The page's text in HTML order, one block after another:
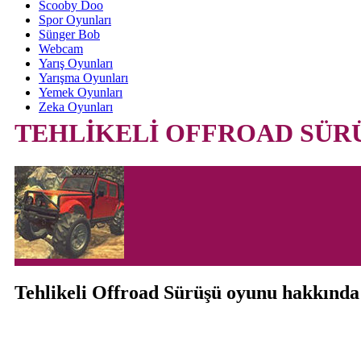
Scooby Doo
Spor Oyunları
Sünger Bob
Webcam
Yarış Oyunları
Yarışma Oyunları
Yemek Oyunları
Zeka Oyunları
TEHLİKELİ OFFROAD
Tehlikeli Offroad Sürüşü oyunu hakkında